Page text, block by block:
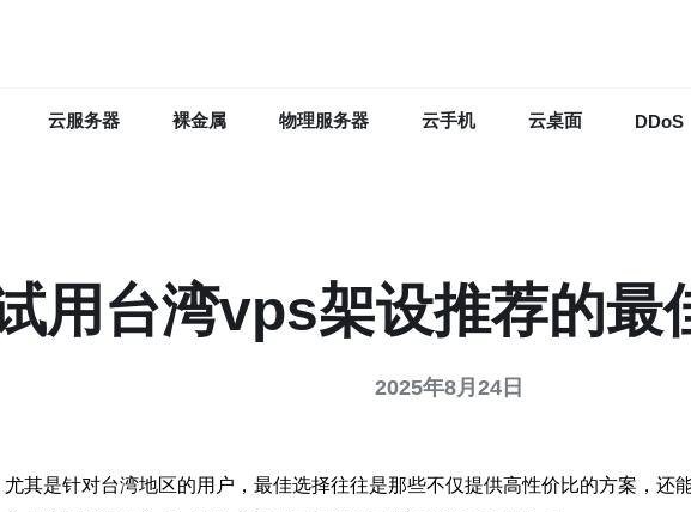
云服务器 裸金属 物理服务器 云手机 云桌面 DDoS
用台湾vps架设推荐的最
2025年8月24日
其是针对台湾地区的用户，最佳选择往往是那些不仅提供高性价比的方案，还